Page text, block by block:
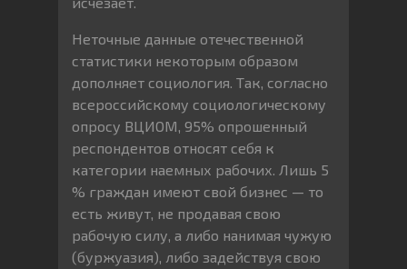
Неточные данные отечественной
статистики некоторым образом
дополняет социология. Так, согласно
всероссийскому социологическому
опросу ВЦИОМ, 95% опрошенный
респондентов относят себя к
категории наемных рабочих. Лишь 5
% граждан имеют свой бизнес — то
есть живут, не продавая свою
рабочую силу, а либо нанимая чужую
(буржуазия), либо задействуя свою